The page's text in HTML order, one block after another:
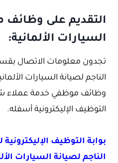
التقديم على وظائف
السيارات الألمانية:
تجدون معلومات الاتصال
الناجم لصيانة السيارات
وظائف موظفي خدمة عملاء
التوظيف الإليكترونية أسفله.
بوابة التوظيف
الناجم لصيانة السيارات